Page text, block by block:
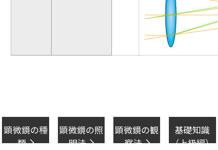
顕微鏡の種
類
顕微鏡の照
明法
顕微鏡の観
察法
基礎知識
（上級編）